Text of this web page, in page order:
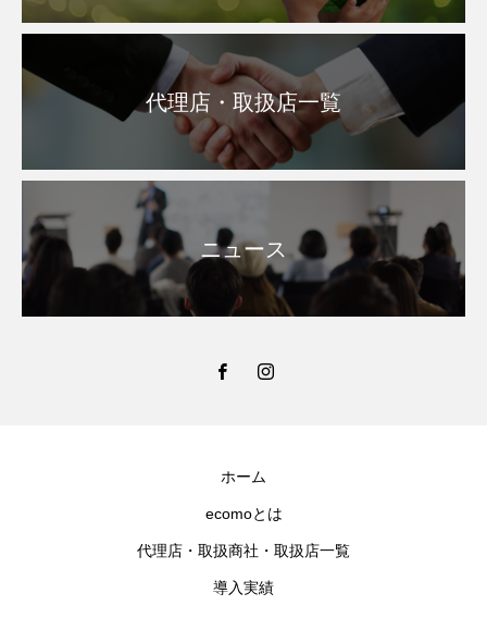
代理店・取扱店一覧
ニュース
ホーム
ecomoとは
代理店・取扱商社・取扱店一覧
導入実績